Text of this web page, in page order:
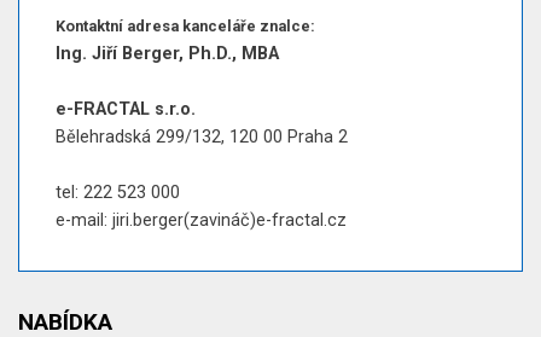
Kontaktní adresa kanceláře znalce:
Ing. Jiří Berger, Ph.D., MBA
e-FRACTAL s.r.o.
Bělehradská 299/132, 120 00 Praha 2
tel: 222 523 000
e-mail: jiri.berger(zavináč)e-fractal.cz
NABÍDKA